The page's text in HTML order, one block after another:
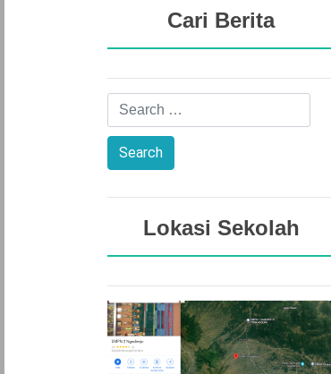
Cari Berita
Lokasi Sekolah